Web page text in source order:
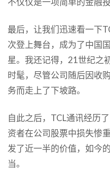
最后，让我们迅速看一下
次登上舞台，成为了中国
星。我还记得，21世纪之
时髦，尽管公司随后因收
务而走上了下坡路。
自此之后，TCL通讯经历
资者在公司股票中损失惨
发了近一半的价值，如今
当。